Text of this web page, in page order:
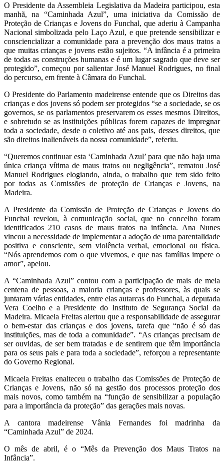
O Presidente da Assembleia Legislativa da Madeira participou, esta
manhã, na “Caminhada Azul”, uma iniciativa da Comissão de
Proteção de Crianças e Jovens do Funchal, que aderiu à Campanha
Nacional simbolizada pelo Laço Azul, e que pretende sensibilizar e
consciencializar a comunidade para a prevenção dos maus tratos a
que muitas crianças e jovens estão sujeitos. “A infância é a primeira
de todas as construções humanas e é um lugar sagrado que deve ser
protegido”, começou por salientar José Manuel Rodrigues, no final
do percurso, em frente à Câmara do Funchal.
O Presidente do Parlamento madeirense entende que os Direitos das
crianças e dos jovens só podem ser protegidos “se a sociedade, se os
governos, se os parlamentos preservarem os esses mesmos Direitos,
e sobretudo se as instituições públicas forem capazes de impregnar
toda a sociedade, desde o coletivo até aos pais, desses direitos, que
são direitos inalienáveis da nossa comunidade”, referiu.
“Queremos continuar esta ‘Caminhada Azul’ para que não haja uma
única criança vítima de maus tratos ou negligência”, rematou José
Manuel Rodrigues elogiando, ainda, o trabalho que tem sido feito
por todas as Comissões de proteção de Crianças e Jovens, na
Madeira.
A Presidente da Comissão de Proteção de Crianças e Jovens do
Funchal revelou, à comunicação social, que no concelho foram
identificados 210 casos de maus tratos na infância. Ana Nunes
vincou a necessidade de implementar a adoção de uma parentalidade
positiva e consciente, sem violência verbal, emocional ou física.
“Nós aprendemos com o que vivemos, e que nas famílias impere o
amor”, apelou.
A “Caminhada Azul” contou com a participação de mais de meia
centena de pessoas, a maioria crianças e professores, às quais se
juntaram várias entidades, entre elas autarcas do Funchal, a deputada
Vera Coelho e a Presidente do Instituto de Segurança Social da
Madeira. Micaela Freitas alertou que a responsabilidade de assegurar
o bem-estar das crianças e dos jovens, tarefa que “não é só das
instituições, mas de toda a comunidade”. “As crianças precisam de
ser ouvidas, de ser bem tratadas e de sentirem que têm importância
para os seus pais e para toda a sociedade”, reforçou a representante
do Governo Regional.
Micaela Freitas enalteceu o trabalho das Comissões de Proteção de
Crianças e Jovens, não só na gestão dos processos proteção dos
mais novos, como também na “função de sensibilizar a população
para a importância da proteção” das gerações mais novas.
A cantora madeirense Vânia Fernandes foi madrinha da
“Caminhada Azul” de 2024.
O mês de abril, é o “Mês da Prevenção dos Maus Tratos na
Infância”.